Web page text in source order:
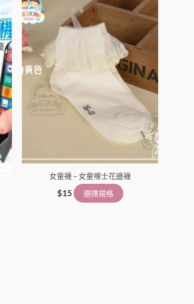
女童襪 – 女童喱士花邊襪
$15 選擇規格
擇